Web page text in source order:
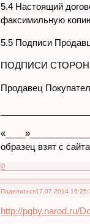
5.4 Настоящий
факсимильную
5.5 Подписи
ПОДПИСИ СТОРОН
Продавец
образец взят с сайта
0
Поделиться17.07.2014
http://pgby.narod.ru/